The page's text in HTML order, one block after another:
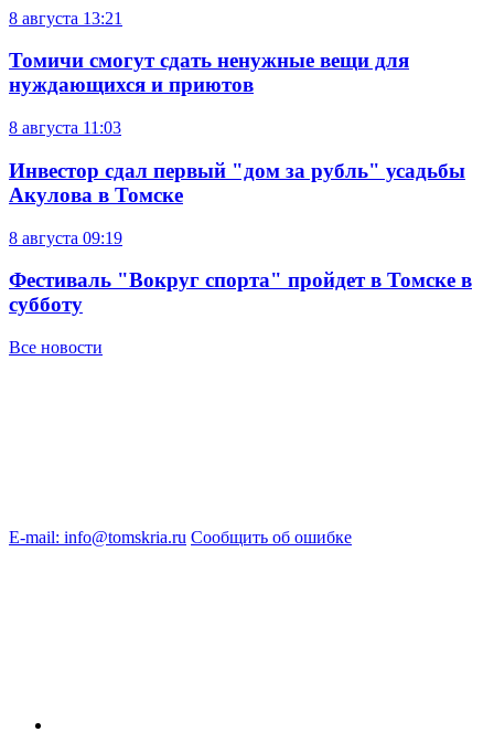
8 августа 13:21
Томичи смогут сдать ненужные вещи для
нуждающихся и приютов
8 августа 11:03
Инвестор сдал первый "дом за рубль" усадьбы
Акулова в Томске
8 августа 09:19
Фестиваль "Вокруг спорта" пройдет в Томске в
субботу
Все новости
E-mail: info@tomskria.ru Сообщить об ошибке